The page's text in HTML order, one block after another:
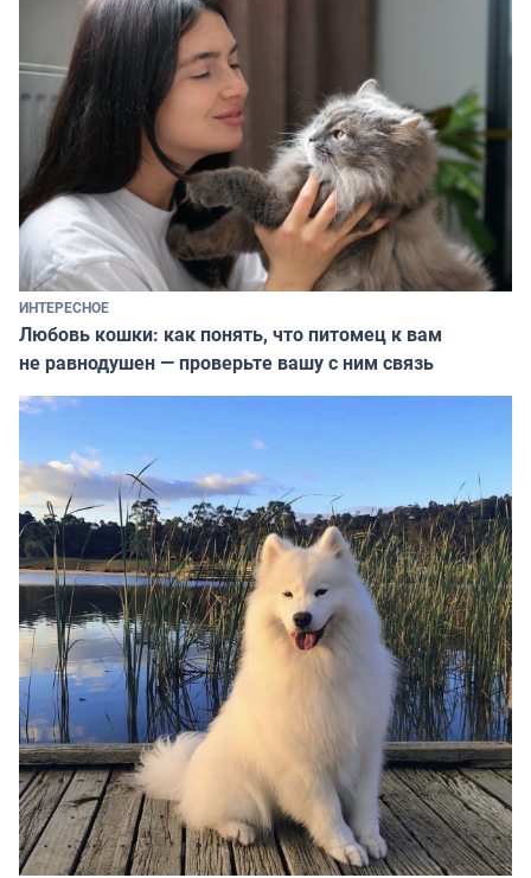
ИНТЕРЕСНОЕ
Любовь кошки: как понять, что питомец к вам
не равнодушен — проверьте вашу с ним связь